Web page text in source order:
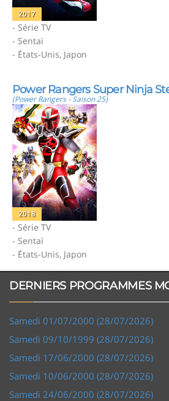
2017
- Série TV
- Sentaï
- États-Unis, Japon
Power Rangers Super Ninja
(Power Rangers - Saison 25)
2018
- Série TV
- Sentaï
- États-Unis, Japon
DERNIERS PROGRAMMES
Samedi 01/07/2000 (28/07/2026)
Samedi 09/10/1999 (28/07/2026)
Samedi 17/06/2000 (28/07/2026)
Samedi 10/06/2000 (28/07/2026)
Samedi 24/06/2000 (28/07/2026)